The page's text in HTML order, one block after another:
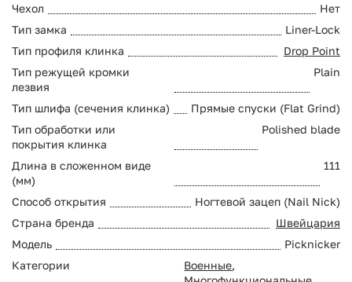
Чехол
Нет
Тип замка
Liner-Lock
Тип профиля клинка
Drop Point
Тип режущей кромки
лезвия
Plain
Тип шлифа (сечения клинка)
Прямые спуски (Flat Grind)
Тип обработки или
покрытия клинка
Polished blade
Длина в сложенном виде
(мм)
111
Способ открытия
Ногтевой зацеп (Nail Nick)
Страна бренда
Швейцария
Модель
Picknicker
Категории
Военные,